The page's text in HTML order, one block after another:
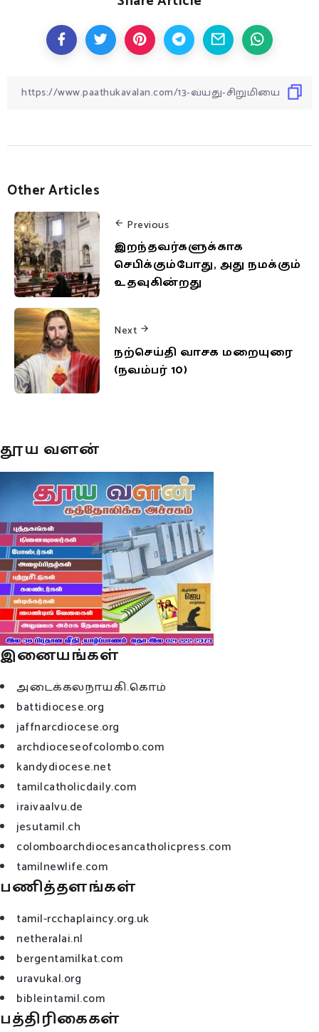
Other Articles
Previous
இறந்தவர்களுக்காக
செபிக்கும்போது, அது நமக்கும்
உதவுகின்றது
Next
நற்செய்தி வாசக மறையுரை
(நவம்பர் 10)
தூய வளன்
இனையங்கள்
அடைக்கலநாயகி.கொம்
battidiocese.org
jaffnarcdiocese.org
archdioceseofcolombo.com
kandydiocese.net
tamilcatholicdaily.com
iraivaalvu.de
jesutamil.ch
colomboarchdiocesancatholicpress.com
tamilnewlife.com
பணித்தளங்கள்
tamil-rcchaplaincy.org.uk
netheralai.nl
bergentamilkat.com
uravukal.org
bibleintamil.com
பத்திரிகைகள்